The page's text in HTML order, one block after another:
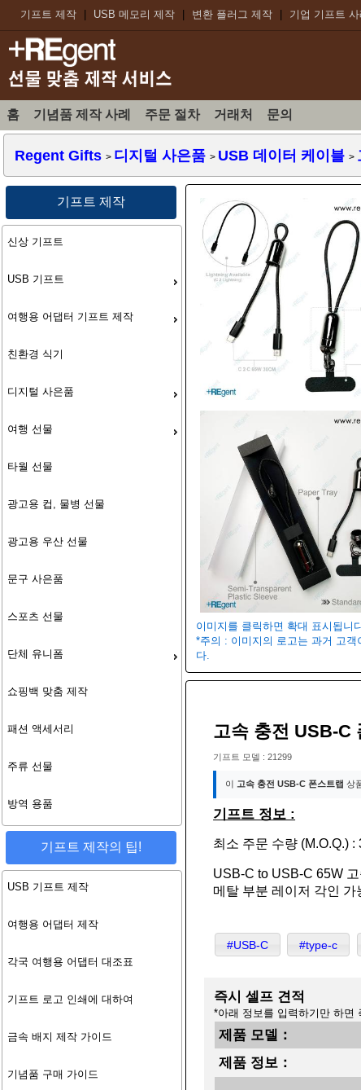
기프트 제작 USB 메모리 제작 변환 플러그 제작 기업 기프트 사
홈 기념품 제작 사례 주문 절차 거래처 문의
Regent Gifts > 디지털 사은품 > USB 데이터 케이블 >
기프트 제작
신상 기프트
USB 기프트
여행용 어댑터 기프트 제작
친환경 식기
디지털 사은품
여행 선물
타월 선물
광고용 컵, 물병 선물
광고용 우산 선물
문구 사은품
스포츠 선물
단체 유니폼
쇼핑백 맞춤 제작
패션 액세서리
주류 선물
방역 용품
기프트 제작의 팁!
USB 기프트 제작
여행용 어댑터 제작
각국 여행용 어댑터 대조표
기프트 로고 인쇄에 대하여
금속 배지 제작 가이드
기념품 구매 가이드
이미지를 클릭하면 확대 표시됩니
*주의 : 이미지의 로고는 과거 고
다.
고속 충전 USB-C
기프트 모델 : 21299
이 고속 충전 USB-C 폰스트랩 상
기프트 정보 :
최소 주문 수량 (M.O.Q.) :
USB-C to USB-C 65W
메탈 부분 레이저 각인
#USB-C #type-c
즉시 셀프 견적
*아래 정보를 입력하기만 하면
제품 모델：
제품 정보：